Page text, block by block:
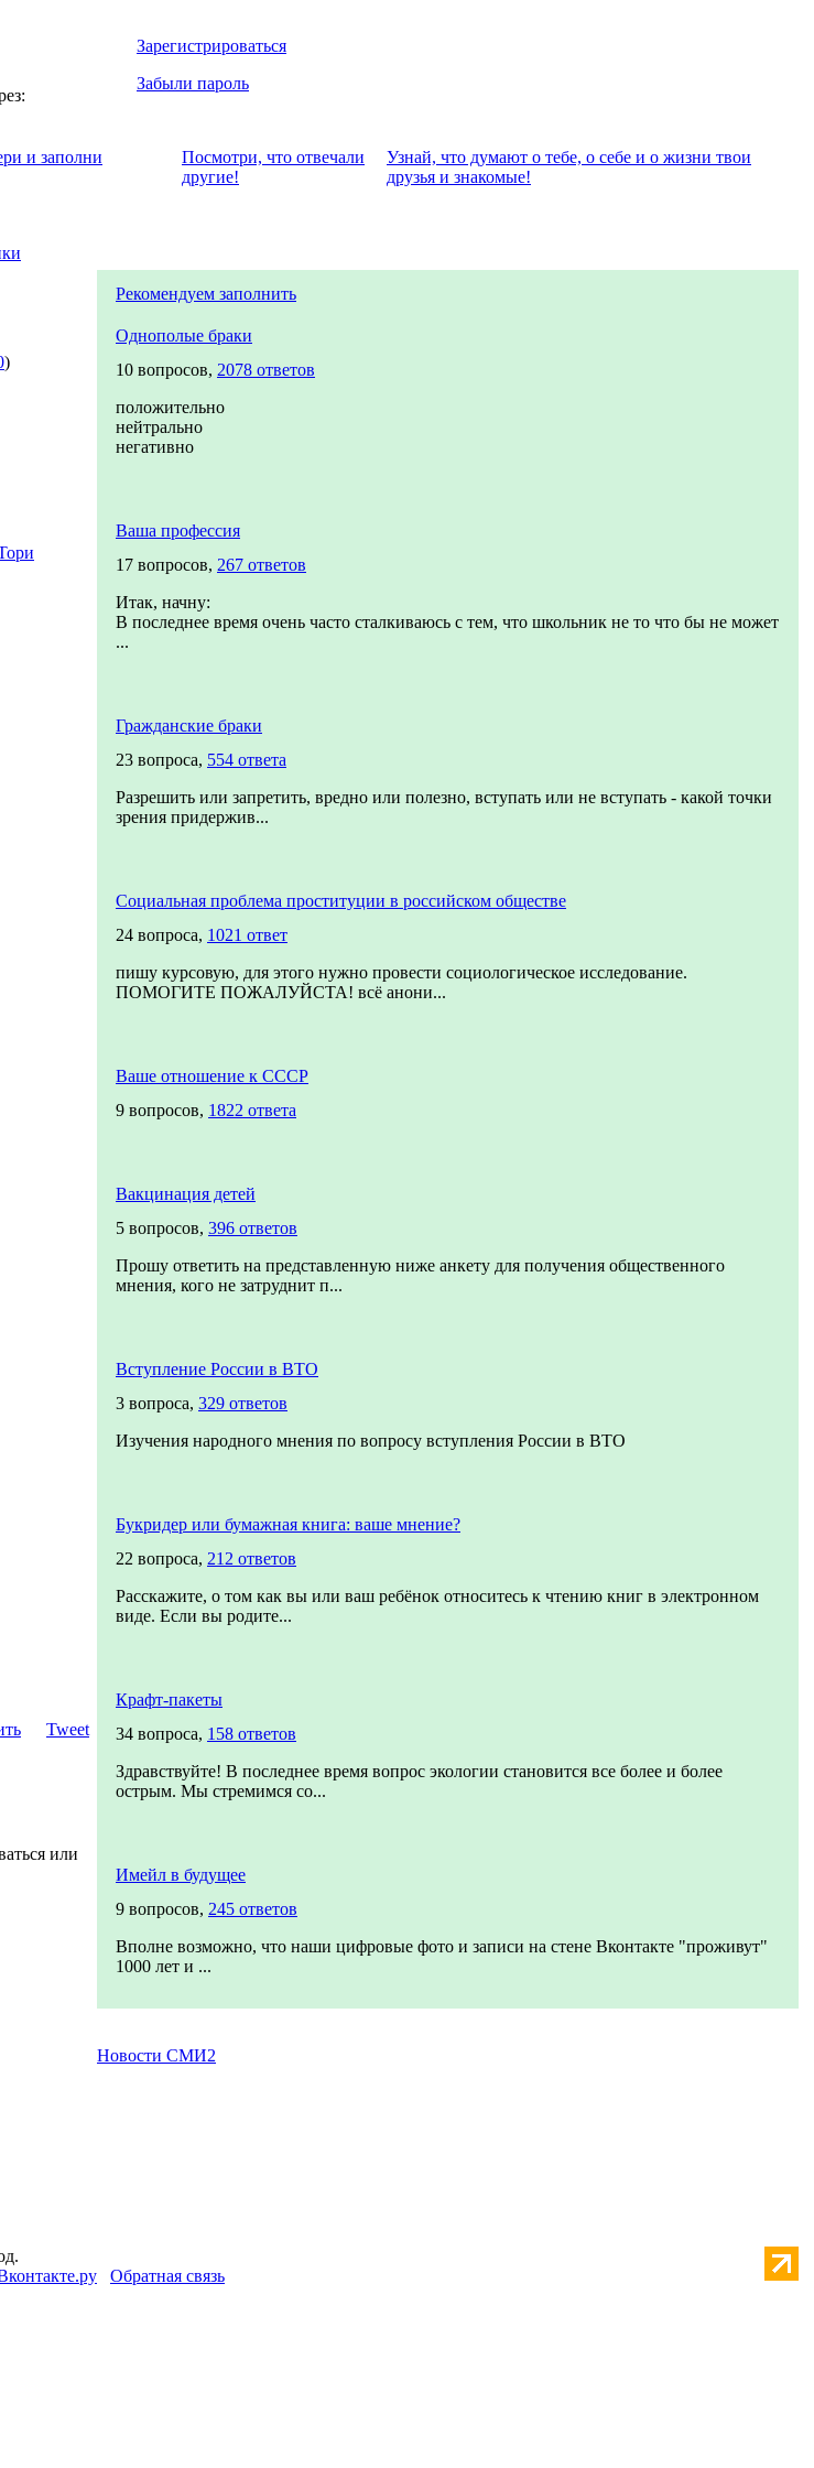
Зарегистрироваться
Забыли пароль
и заполни
Посмотри, что отвeчали
другие!
Узнай, что думают о тебе, о себе и о жизни твои
друзья и знакомые!
)
Tweet
или
Рекомендуем заполнить
Однополые браки
10 вопросов, 2078 ответов
положительно
нейтрально
негативно
Ваша профессия
17 вопросов, 267 ответов
Итак, начну:
В последнее время очень часто сталкиваюсь с тем, что школьник не то что бы не может
...
Гражданские браки
23 вопроса, 554 ответа
Разрешить или запретить, вредно или полезно, вступать или не вступать - какой точки
зрения придержив...
Социальная проблема проституции в российском обществе
24 вопроса, 1021 ответ
пишу курсовую, для этого нужно провести социологическое исследование.
ПОМОГИТЕ ПОЖАЛУЙСТА! всё анони...
Ваше отношение к СССР
9 вопросов, 1822 ответа
Вакцинация детей
5 вопросов, 396 ответов
Прошу ответить на представленную ниже анкету для получения общественного
мнения, кого не затруднит п...
Вступление России в ВТО
3 вопроса, 329 ответов
Изучения народного мнения по вопросу вступления России в ВТО
Букридер или бумажная книга: ваше мнение?
22 вопроса, 212 ответов
Расскажите, о том как вы или ваш ребёнок относитесь к чтению книг в электронном
виде. Если вы родите...
Крафт-пакеты
34 вопроса, 158 ответов
Здравствуйте! В последнее время вопрос экологии становится все более и более
острым. Мы стремимся со...
Имейл в будущее
9 вопросов, 245 ответов
Вполне возможно, что наши цифровые фото и записи на стене Вконтакте "проживут"
1000 лет и ...
Новости СМИ2
Обратная связь